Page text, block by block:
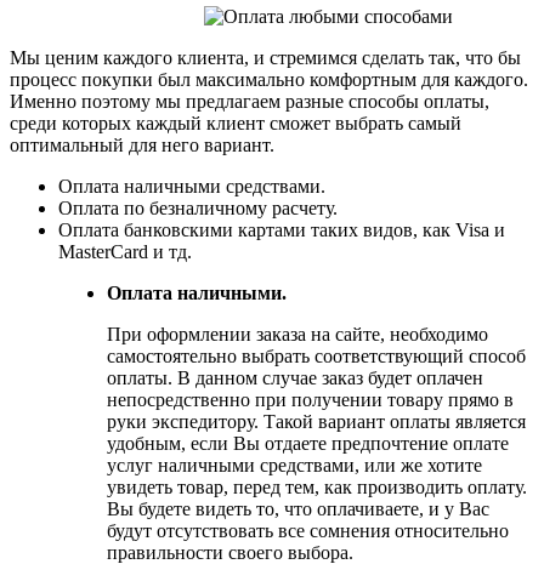
Мы ценим каждого клиента, и стремимся сделать так, что бы
процесс покупки был максимально комфортным для каждого.
Именно поэтому мы предлагаем разные способы оплаты,
среди которых каждый клиент сможет выбрать самый
оптимальный для него вариант.
Оплата наличными средствами.
Оплата по безналичному расчету.
Оплата банковскими картами таких видов, как Visa и
MasterCard и тд.
Оплата наличными.
При оформлении заказа на сайте, необходимо
самостоятельно выбрать соответствующий способ
оплаты. В данном случае заказ будет оплачен
непосредственно при получении товару прямо в
руки экспедитору. Такой вариант оплаты является
удобным, если Вы отдаете предпочтение оплате
услуг наличными средствами, или же хотите
увидеть товар, перед тем, как производить оплату.
Вы будете видеть то, что оплачиваете, и у Вас
будут отсутствовать все сомнения относительно
правильности своего выбора.